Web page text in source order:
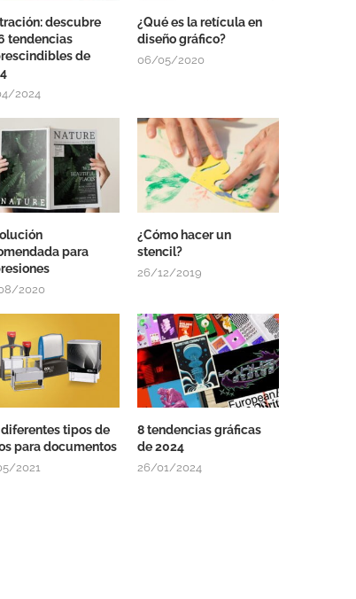
descubre
tendencias
de
2024
¿Qué es la retícula en
diseño gráfico?
06/05/2020
para
2020
¿Cómo hacer un
stencil?
26/12/2019
diferentes tipos de
para documentos
2021
8 tendencias gráficas
de 2024
26/01/2024